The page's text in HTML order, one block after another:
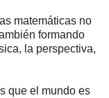
matemáticas no
formando
la perspectiva,
que el mundo es